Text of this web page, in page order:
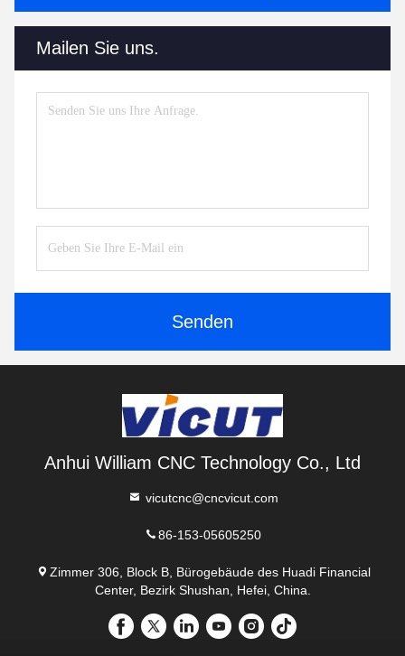
Mailen Sie uns.
Senden
Anhui William CNC Technology Co., Ltd
vicutcnc@cncvicut.com
86-153-05605250
Zimmer 306, Block B, Bürogebäude des Huadi Financial
Center, Bezirk Shushan, Hefei, China.